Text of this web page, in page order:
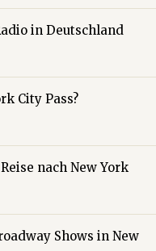
in Deutschland
City Pass?
nach New York
Shows in New